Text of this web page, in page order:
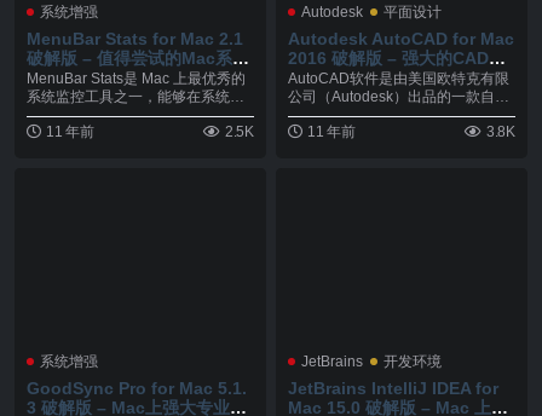
系统增强
MenuBar Stats for Mac 2.1
破解版 – 值得尝试的Mac系统
监控工具
MenuBar Stats是 Mac 上最优秀的
系统监控工具之一，能够在系统菜
单...
11 年前
2.5K
Autodesk 平面设计
Autodesk AutoCAD for Mac
2016 破解版 – 强大的CAD设
计绘图软件
AutoCAD软件是由美国欧特克有限
公司（Autodesk）出品的一款自动
计算机...
11 年前
3.8K
系统增强
GoodSync Pro for Mac 5.1.
3 破解版 – Mac上强大专业的
JetBrains 开发环境
JetBrains IntelliJ IDEA for
Mac 15.0 破解版 – Mac 上强